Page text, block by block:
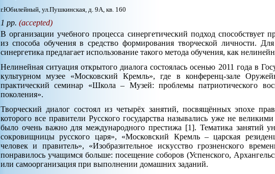
г.Юбилейный, ул.Пушкинская, д. 9А, кв. 160
1 pp. (accepted)
В организации учебного процесса синергетический подход способствует
из способа обучения в средство формирования творческой личности.
синергетика предлагает использование такого метода обучения, как
Нелинейная ситуация открытого диалога состоялась осенью 2011 года в
культурном музее «Московский Кремль», где в конференц-зале
практический семинар «Школа – Музей: проблемы патриотического
поколения».
Творческий диалог состоял из четырёх занятий, посвящённых эпохе
которого все правители Русского государства назывались уже не
было очень важно для международного престижа [1]. Тематика занятий
сокровищницы русского царя», «Московский Кремль – царская
человек и правитель», «Изобразительное искусство грозненского
понравилось учащимся больше: посещение соборов (Успенского,
или самоорганизация при выполнении домашних заданий.